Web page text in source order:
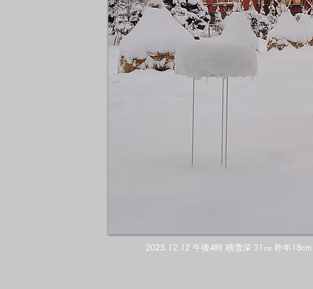
2025.12.12 午後4時 積雪深 31㎝ 昨年